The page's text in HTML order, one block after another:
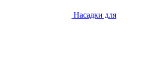
Насадки для